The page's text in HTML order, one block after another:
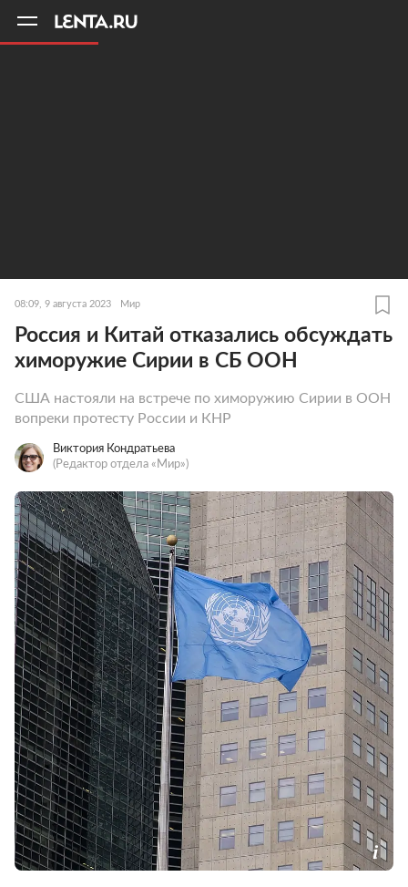
08:09, 9 августа 2023 Мир
Россия и Китай отказались обсуждать
химоружие Сирии в СБ ООН
США настояли на встрече по химоружию Сирии в ООН
вопреки протесту России и КНР
Виктория Кондратьева
(Редактор отдела «Мир»)